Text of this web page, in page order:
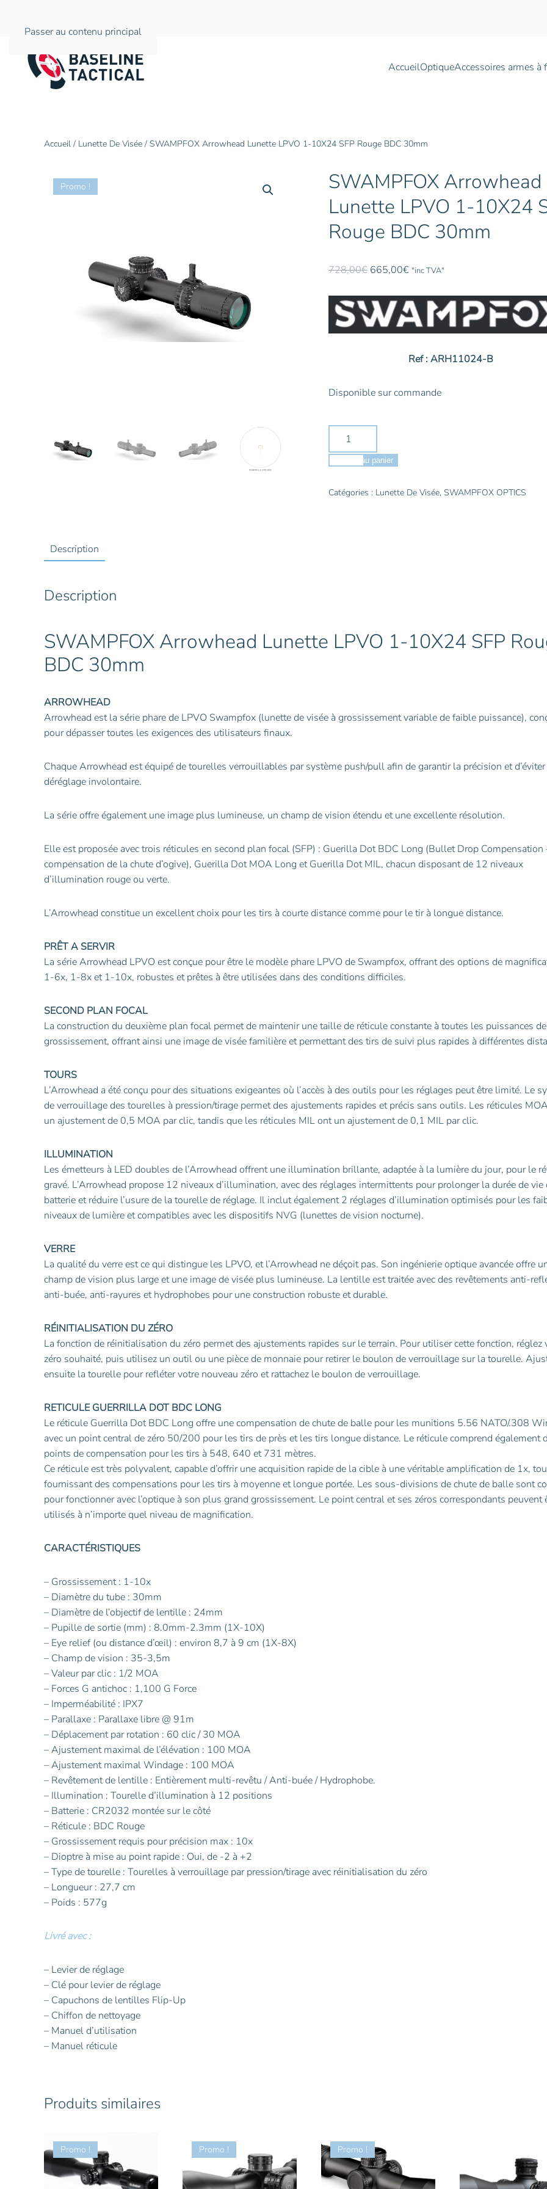
Passer au contenu principal
AccueilOptiqueAccessoires armes à
Accueil / Lunette De Visée / SWAMPFOX Arrowhead Lunette LPVO 1-10X24 SFP Rouge BDC 30mm
Promo !
SWAMPFOX Arrowhead
Lunette LPVO 1-10X24
Rouge BDC 30mm
728,00€ Le
initial
était :
728,00€.
665,00€Le
actuel
est :
665,00€.
"inc TVA"
Ref : ARH11024-B
Disponible sur commande
quantité
SWAMPFOX
Lunette
Ajouter au panier
Catégories : Lunette De Visée, SWAMPFOX OPTICS
Description
Description
SWAMPFOX Arrowhead Lunette LPVO 1-10X24 SFP
BDC 30mm
ARROWHEAD
Arrowhead est la série phare de LPVO Swampfox (lunette de visée à grossissement variable de faible puissance),
pour dépasser toutes les exigences des utilisateurs finaux.
Chaque Arrowhead est équipé de tourelles verrouillables par système push/pull afin de garantir la précision et
déréglage involontaire.
La série offre également une image plus lumineuse, un champ de vision étendu et une excellente résolution.
Elle est proposée avec trois réticules en second plan focal (SFP) : Guerilla Dot BDC Long (Bullet Drop Compensation
compensation de la chute d’ogive), Guerilla Dot MOA Long et Guerilla Dot MIL, chacun disposant de 12 niveaux
d’illumination rouge ou verte.
L’Arrowhead constitue un excellent choix pour les tirs à courte distance comme pour le tir à longue distance.
PRÊT A SERVIR
La série Arrowhead LPVO est conçue pour être le modèle phare LPVO de Swampfox, offrant des options de
1-6x, 1-8x et 1-10x, robustes et prêtes à être utilisées dans des conditions difficiles.
SECOND PLAN FOCAL
La construction du deuxième plan focal permet de maintenir une taille de réticule constante à toutes les puissances de
grossissement, offrant ainsi une image de visée familière et permettant des tirs de suivi plus rapides à différentes
TOURS
L’Arrowhead a été conçu pour des situations exigeantes où l’accès à des outils pour les réglages peut être limité. Le
de verrouillage des tourelles à pression/tirage permet des ajustements rapides et précis sans outils. Les réticules
un ajustement de 0,5 MOA par clic, tandis que les réticules MIL ont un ajustement de 0,1 MIL par clic.
ILLUMINATION
Les émetteurs à LED doubles de l’Arrowhead offrent une illumination brillante, adaptée à la lumière du jour, pour le
gravé. L’Arrowhead propose 12 niveaux d’illumination, avec des réglages intermittents pour prolonger la durée de vie
batterie et réduire l’usure de la tourelle de réglage. Il inclut également 2 réglages d’illumination optimisés pour les
niveaux de lumière et compatibles avec les dispositifs NVG (lunettes de vision nocturne).
VERRE
La qualité du verre est ce qui distingue les LPVO, et l’Arrowhead ne déçoit pas. Son ingénierie optique avancée offre
champ de vision plus large et une image de visée plus lumineuse. La lentille est traitée avec des revêtements anti-
anti-buée, anti-rayures et hydrophobes pour une construction robuste et durable.
RÉINITIALISATION DU ZÉRO
La fonction de réinitialisation du zéro permet des ajustements rapides sur le terrain. Pour utiliser cette fonction, réglez
zéro souhaité, puis utilisez un outil ou une pièce de monnaie pour retirer le boulon de verrouillage sur la tourelle.
ensuite la tourelle pour refléter votre nouveau zéro et rattachez le boulon de verrouillage.
RETICULE GUERRILLA DOT BDC LONG
Le réticule Guerrilla Dot BDC Long offre une compensation de chute de balle pour les munitions 5.56 NATO/.308
avec un point central de zéro 50/200 pour les tirs de près et les tirs longue distance. Le réticule comprend également
points de compensation pour les tirs à 548, 640 et 731 mètres.
Ce réticule est très polyvalent, capable d’offrir une acquisition rapide de la cible à une véritable amplification de 1x,
fournissant des compensations pour les tirs à moyenne et longue portée. Les sous-divisions de chute de balle sont
pour fonctionner avec l’optique à son plus grand grossissement. Le point central et ses zéros correspondants peuvent
utilisés à n’importe quel niveau de magnification.
CARACTÉRISTIQUES
– Grossissement : 1-10x
– Diamètre du tube : 30mm
– Diamètre de l’objectif de lentille : 24mm
– Pupille de sortie (mm) : 8.0mm-2.3mm (1X-10X)
– Eye relief (ou distance d’œil) : environ 8,7 à 9 cm (1X-8X)
– Champ de vision : 35-3,5m
– Valeur par clic : 1/2 MOA
– Forces G antichoc : 1,100 G Force
– Imperméabilité : IPX7
– Parallaxe : Parallaxe libre @ 91m
– Déplacement par rotation : 60 clic / 30 MOA
– Ajustement maximal de l’élévation : 100 MOA
– Ajustement maximal Windage : 100 MOA
– Revêtement de lentille : Entièrement multi-revêtu / Anti-buée / Hydrophobe.
– Illumination : Tourelle d’illumination à 12 positions
– Batterie : CR2032 montée sur le côté
– Réticule : BDC Rouge
– Grossissement requis pour précision max : 10x
– Dioptre à mise au point rapide : Oui, de -2 à +2
– Type de tourelle : Tourelles à verrouillage par pression/tirage avec réinitialisation du zéro
– Longueur : 27,7 cm
– Poids : 577g
Livré avec :
– Levier de réglage
– Clé pour levier de réglage
– Capuchons de lentilles Flip-Up
– Chiffon de nettoyage
– Manuel d’utilisation
– Manuel réticule
Produits similaires
Promo ! Promo ! Promo !